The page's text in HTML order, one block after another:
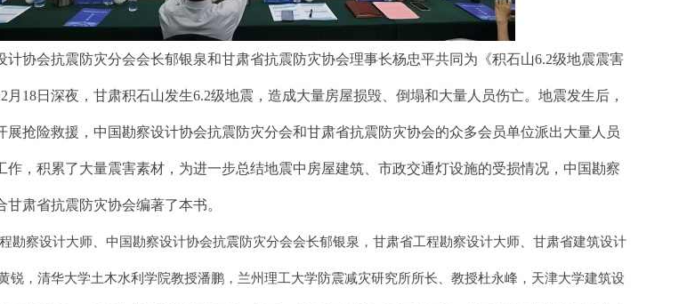
计协会抗震防灾分会会长郁银泉和甘肃省抗震防灾协会理事长杨忠平共同为《积石山6.2级地震震害
月18日深夜，甘肃积石山发生6.2级地震，造成大量房屋损毁、倒塌和大量人员伤亡。地震发生后，
展抢险救援，中国勘察设计协会抗震防灾分会和甘肃省抗震防灾协会的众多会员单位派出大量人员
作，积累了大量震害素材，为进一步总结地震中房屋建筑、市政交通灯设施的受损情况，中国勘察
肃省抗震防灾协会编著了本书。
勘察设计大师、中国勘察设计协会抗震防灾分会会长郁银泉，甘肃省工程勘察设计大师、甘肃省建筑设计
锐，清华大学土木水利学院教授潘鹏，兰州理工大学防震减灾研究所所长、教授杜永峰，天津大学建筑设